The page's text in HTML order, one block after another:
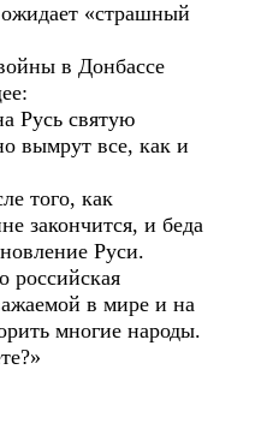
«страшный
в Донбассе
Русь святую
вымрут все, как и
того, как
закончится, и беда
Руси.
российская
в мире и на
многие народы.